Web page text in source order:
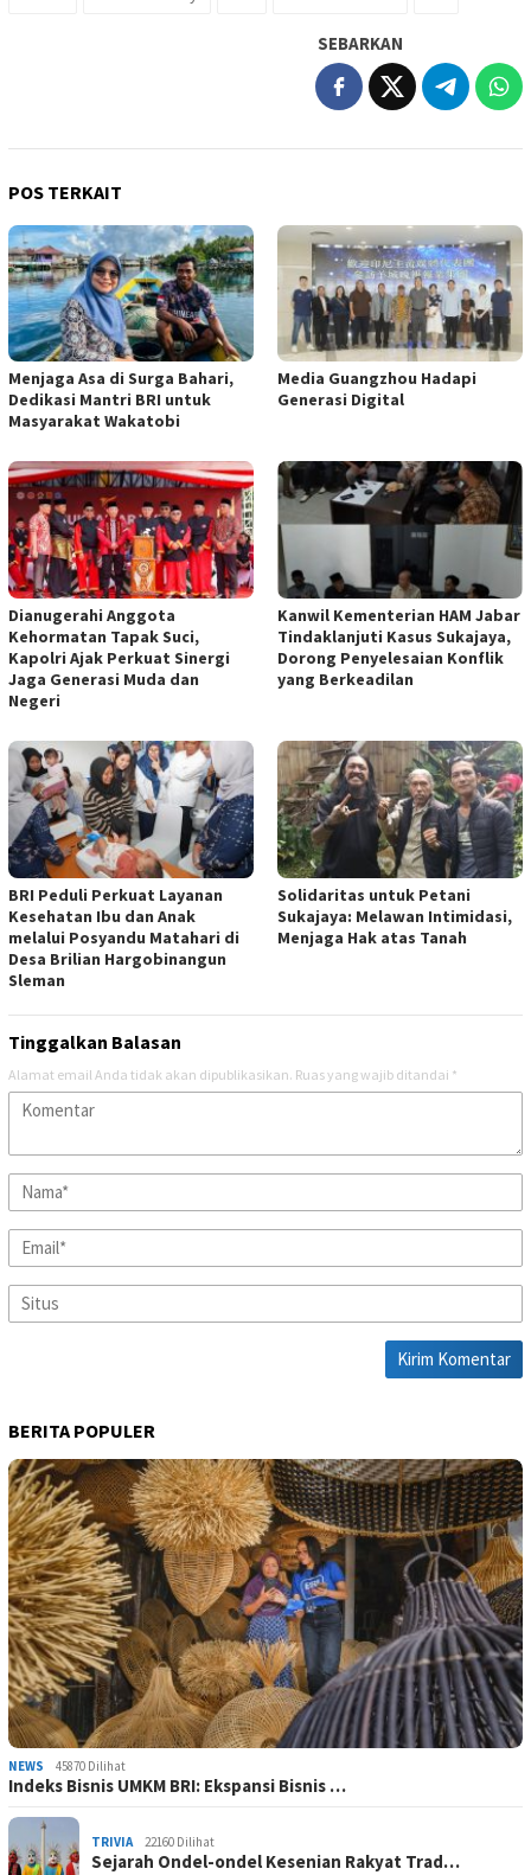
SEBARKAN
POS TERKAIT
Menjaga Asa di Surga Bahari,
Dedikasi Mantri BRI untuk
Masyarakat Wakatobi
Media Guangzhou Hadapi
Generasi Digital
Dianugerahi Anggota
Kehormatan Tapak Suci,
Kapolri Ajak Perkuat Sinergi
Jaga Generasi Muda dan
Negeri
Kanwil Kementerian HAM Jabar
Tindaklanjuti Kasus Sukajaya,
Dorong Penyelesaian Konflik
yang Berkeadilan
BRI Peduli Perkuat Layanan
Kesehatan Ibu dan Anak
melalui Posyandu Matahari di
Desa Brilian Hargobinangun
Sleman
Solidaritas untuk Petani
Sukajaya: Melawan Intimidasi,
Menjaga Hak atas Tanah
Tinggalkan Balasan
Alamat email Anda tidak akan dipublikasikan. Ruas yang wajib ditandai *
BERITA POPULER
NEWS 45870 Dilihat
Indeks Bisnis UMKM BRI: Ekspansi Bisnis …
TRIVIA 22160 Dilihat
Sejarah Ondel-ondel Kesenian Rakyat Trad…